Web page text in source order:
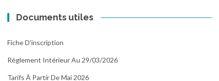
Documents utiles
Fiche D'inscription
Réglement Intérieur Au 29/03/2026
Tarifs À Partir De Mai 2026